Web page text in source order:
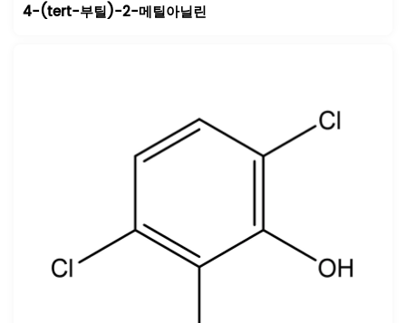
4-(tert-부틸)-2-메틸아닐린